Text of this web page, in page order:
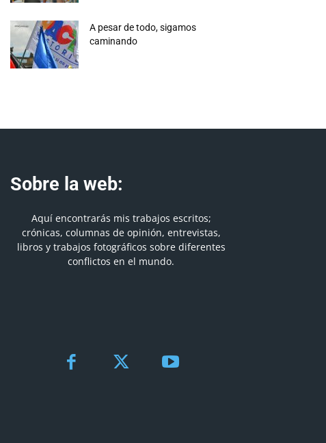
A pesar de todo, sigamos
caminando
Sobre la web:
Aquí encontrarás mis trabajos escritos;
crónicas, columnas de opinión, entrevistas,
libros y trabajos fotográficos sobre diferentes
conflictos en el mundo.